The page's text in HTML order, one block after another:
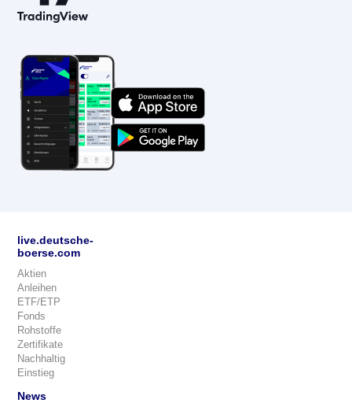
live.deutsche-
boerse.com
Aktien
Anleihen
ETF/ETP
Fonds
Rohstoffe
Zertifikate
Nachhaltig
Einstieg
News